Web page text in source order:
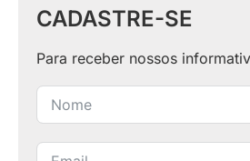
CADASTRE-SE
Para receber nossos